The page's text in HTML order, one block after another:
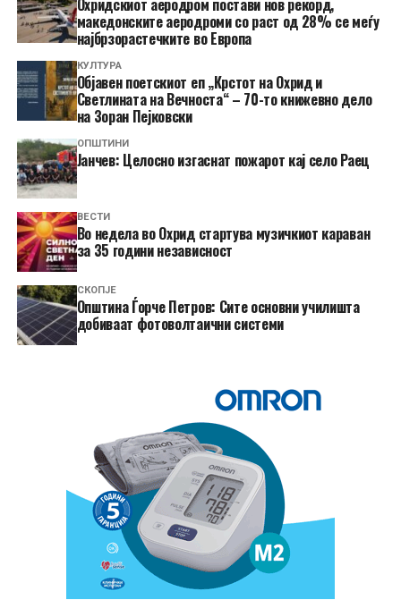
македонските аеродроми со раст од 28% се меѓу
најбрзорастечките во Европа
КУЛТУРА
Објавен поетскиот еп „Крстот на Охрид и
Светлината на Вечноста“ – 70-то книжевно дело
на Зоран Пејковски
ОПШТИНИ
Јанчев: Целосно изгаснат пожарот кај село Раец
ВЕСТИ
Во недела во Охрид стартува музичкиот караван
за 35 години независност
СКОПЈЕ
Општина Ѓорче Петров: Сите основни училишта
добиваат фотоволтаични системи